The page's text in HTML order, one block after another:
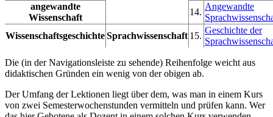
angewandte
Wissenschaft
14.
Angewandte
WissenschaftsgeschichteSprachwissenschaft 15.
Geschichte der
Die (in der Navigationsleiste zu sehende) Reihenfolge weicht aus
didaktischen Gründen ein wenig von der obigen ab.
Der Umfang der Lektionen liegt über dem, was man in einem Kurs
von zwei Semesterwochenstunden vermitteln und prüfen kann. Wer